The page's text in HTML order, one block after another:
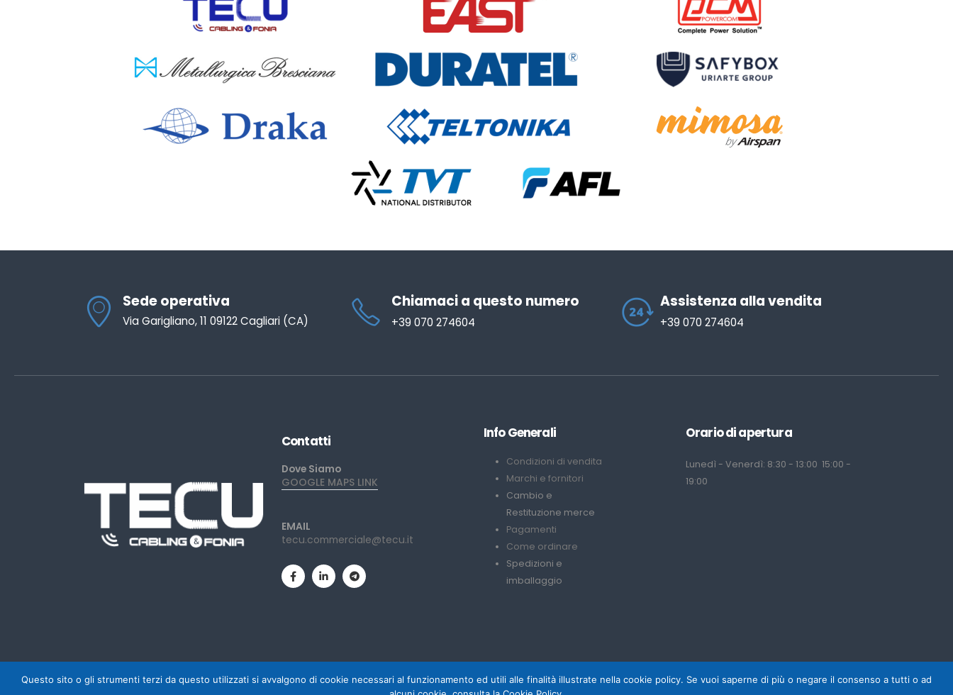
Sede operativa
Via Garigliano, 11 09122 Cagliari (CA)
Chiamaci a questo numero
+39 070 274604
Assistenza alla vendita
+39 070 274604
Contatti
Dove Siamo
GOOGLE MAPS LINK
EMAIL
tecu.commerciale@tecu.it
Info Generali
Condizioni di vendita
Marchi e fornitori
Cambio e
Restituzione merce
Pagamenti
Come ordinare
Spedizioni e
imballaggio
Orario di apertura
Lunedì - Venerdì: 8:30 - 13:00 15:00 -
19:00
Questo sito o gli strumenti terzi da questo utilizzati si avvalgono di cookie necessari al funzionamento ed utili alle finalità illustrate nella cookie policy. Se vuoi saperne di più o negare il consenso a tutti o ad